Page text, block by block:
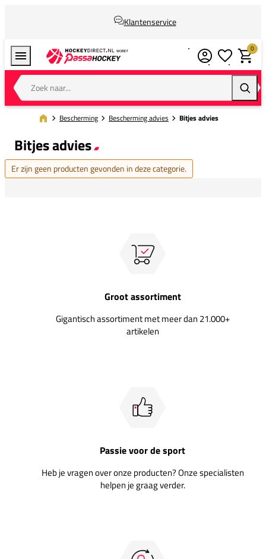
Klantenservice
Zoek naar...
0
Bescherming Bescherming advies Bitjes advies
Bitjes advies
Er zijn geen producten gevonden in deze categorie.
Groot assortiment
Gigantisch assortiment met meer dan 21.000+
artikelen
Passie voor de sport
Heb je vragen over onze producten? Onze specialisten
helpen je graag verder.